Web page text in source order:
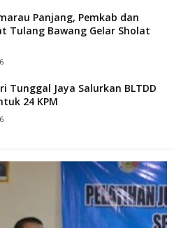
Panjang, Pemkab dan
Tulang Bawang Gelar Sholat
Tunggal Jaya Salurkan BLTDD
24 KPM